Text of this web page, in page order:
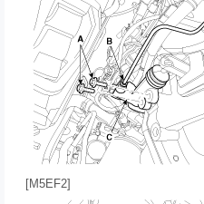
[M5EF2]